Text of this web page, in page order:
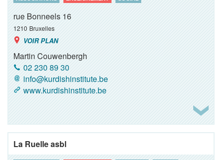
rue Bonneels 16
1210 Bruxelles
VOIR PLAN
Martin Couwenbergh
02 230 89 30
info@kurdishinstitute.be
www.kurdishinstitute.be
La Ruelle asbl